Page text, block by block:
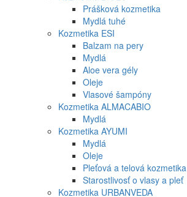
Prášková kozmetika
Mydlá tuhé
Kozmetika ESI
Balzam na pery
Mydlá
Aloe vera gély
Oleje
Vlasové šampóny
Kozmetika ALMACABIO
Mydlá
Kozmetika AYUMI
Mydlá
Oleje
Pleťová a telová kozmetika
Starostlivosť o vlasy a pleť
Kozmetika URBANVEDA